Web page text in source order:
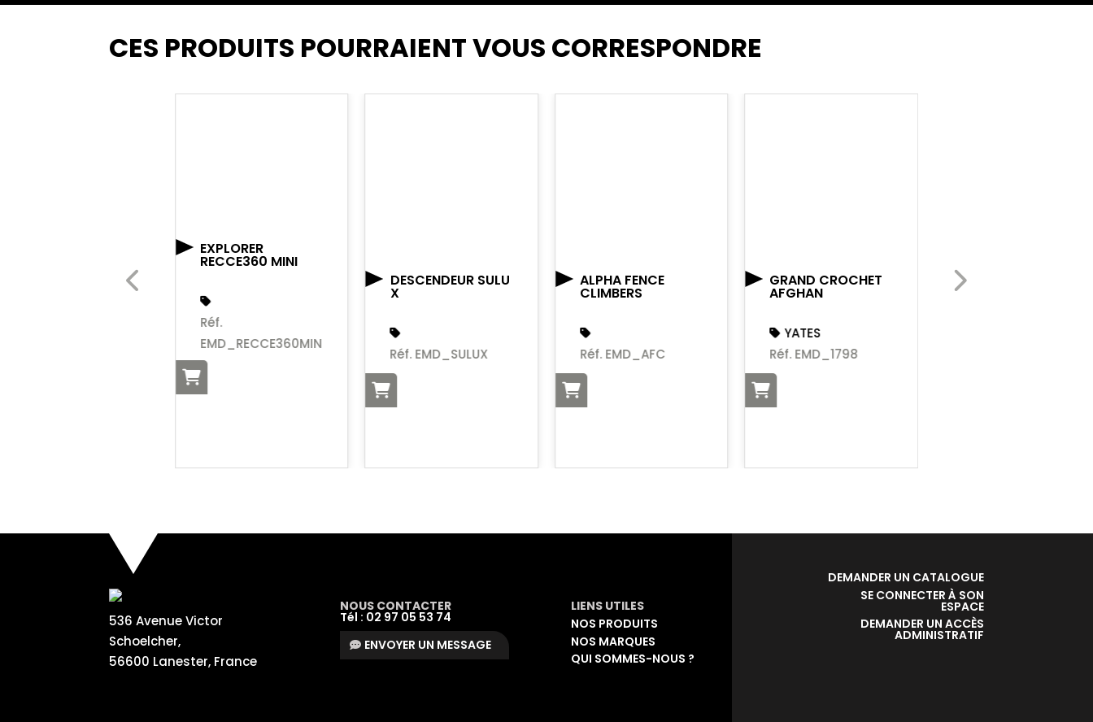
CES PRODUITS POURRAIENT VOUS CORRESPONDRE
EXPLORER
RECCE360 MINI
Réf.
EMD_RECCE360MIN
I
DESCENDEUR SULU
X
Réf. EMD_SULUX
ALPHA FENCE
CLIMBERS
Réf. EMD_AFC
GRAND CROCHET
AFGHAN
YATES
Réf. EMD_1798
SANGLE TEXORA
TX L WIRE
536 Avenue Victor
Schoelcher,
56600 Lanester, France
NOUS CONTACTER
Tél : 02 97 05 53 74
ENVOYER UN MESSAGE
LIENS UTILES
NOS PRODUITS
NOS MARQUES
QUI SOMMES-NOUS ?
DEMANDER UN CATALOGUE
SE CONNECTER À SON
ESPACE
DEMANDER UN ACCÈS
ADMINISTRATIF